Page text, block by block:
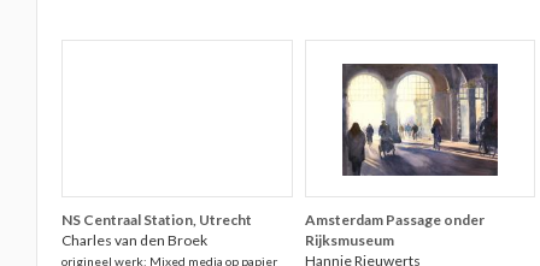
NS Centraal Station, Utrecht
Charles van den Broek
origineel werk: Mixed media op papier
Amsterdam Passage onder
Rijksmuseum
Hannie Rieuwerts